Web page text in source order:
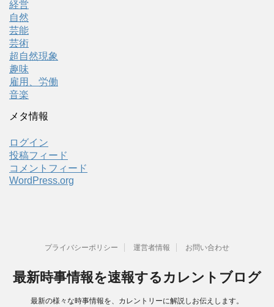
経営
自然
芸能
芸術
超自然現象
趣味
雇用、労働
音楽
メタ情報
ログイン
投稿フィード
コメントフィード
WordPress.org
プライバシーポリシー 運営者情報 お問い合わせ
最新時事情報を速報するカレントブログ
最新の様々な時事情報を、カレントリーに解説しお伝えします。